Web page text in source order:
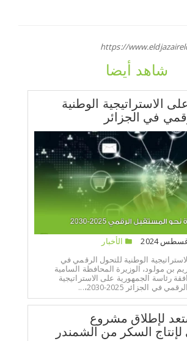
https://
شاهد أيضا
الاستراتيجية الوطنية
في الجزائر
الأخبار
الوطنية للتحول الرقمي في
بن مولود، الوزيرة المحافظة السامية
رئاسة الجمهورية على الاستراتيجية
الجزائر 2025-2030،...
لإطلاق مشروع
السكر من الشمندر